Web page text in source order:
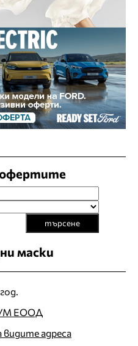
офертите
търсене
маски
ЕООД
видите адреса